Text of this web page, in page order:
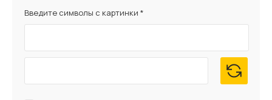
Введите символы с картинки *